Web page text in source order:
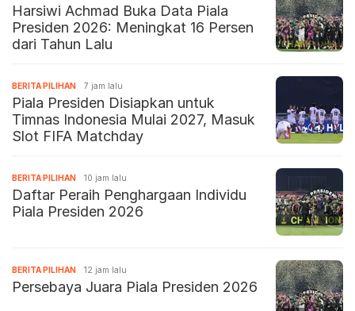
Harsiwi Achmad Buka Data Piala
Presiden 2026: Meningkat 16 Persen
dari Tahun Lalu
BERITA PILIHAN 7 jam lalu
Piala Presiden Disiapkan untuk
Timnas Indonesia Mulai 2027, Masuk
Slot FIFA Matchday
BERITA PILIHAN 10 jam lalu
Daftar Peraih Penghargaan Individu
Piala Presiden 2026
BERITA PILIHAN 12 jam lalu
Persebaya Juara Piala Presiden 2026